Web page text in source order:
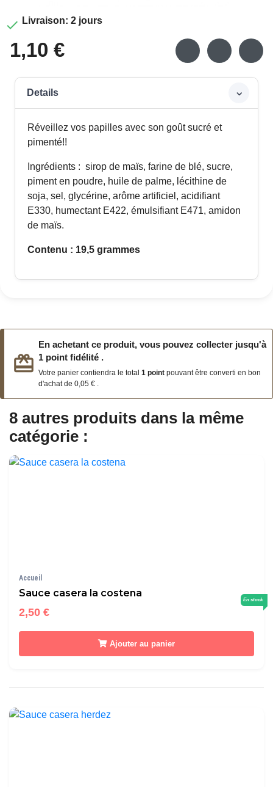
 Livraison: 2 jours
1,10 €
Details
Réveillez vos papilles avec son goût sucré et
pimenté!!
Ingrédients : sirop de maïs, farine de blé, sucre,
piment en poudre, huile de palme, lécithine de
soja, sel, glycérine, arôme artificiel, acidifiant
E330, humectant E422, émulsifiant E471, amidon
de maïs.
Contenu : 19,5 grammes
redeem
En achetant ce produit, vous pouvez collecter jusqu'à
1 point fidélité .
Votre panier contiendra le total1 point pouvant être converti en bon
d'achat de0,05 €
8 autres produits dans la même
catégorie :
Accueil
Sauce casera la costena
2,50 €
En stock
Ajouter au panier